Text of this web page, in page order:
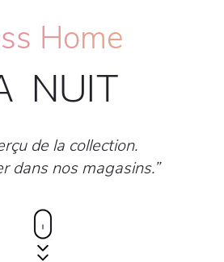
Home
NUIT
de la collection.
dans nos magasins.”